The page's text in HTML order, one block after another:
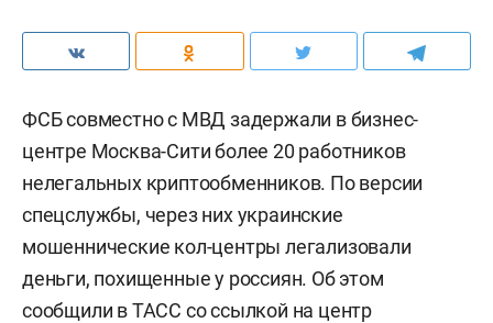
ФСБ совместно с МВД задержали в бизнес-
центре Москва-Сити более 20 работников
нелегальных криптообменников. По версии
спецслужбы, через них украинские
мошеннические кол-центры легализовали
деньги, похищенные у россиян. Об этом
сообщили вТАСС со ссылкой на центр